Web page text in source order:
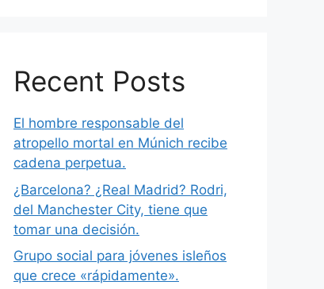
Recent Posts
El hombre responsable del
atropello mortal en Múnich recibe
cadena perpetua.
¿Barcelona? ¿Real Madrid? Rodri,
del Manchester City, tiene que
tomar una decisión.
Grupo social para jóvenes isleños
que crece «rápidamente».